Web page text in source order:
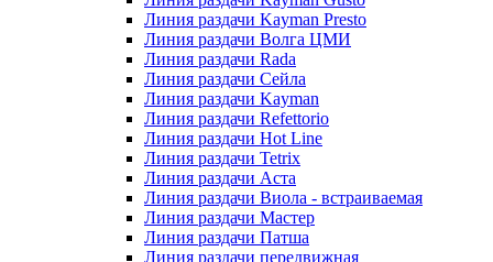
Линия раздачи Kayman Presto
Линия раздачи Волга ЦМИ
Линия раздачи Rada
Линия раздачи Сейла
Линия раздачи Kayman
Линия раздачи Refettorio
Линия раздачи Hot Line
Линия раздачи Tetrix
Линия раздачи Аста
Линия раздачи Виола - встраиваемая
Линия раздачи Мастер
Линия раздачи Патша
Линия раздачи передвижная